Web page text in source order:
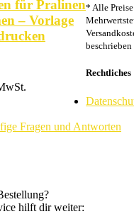
für Pralinen
– Vorlage
* Alle
beschrieben
Rechtliches
Fragen und Antworten
hilft dir weiter: